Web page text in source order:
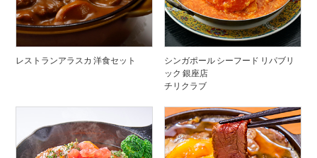
レストランアラスカ 洋食セット
シンガポール シーフード リパブリ
ック 銀座店
チリクラブ